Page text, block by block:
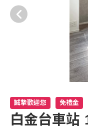
誠摯歡迎您 免禮金
白金台車站